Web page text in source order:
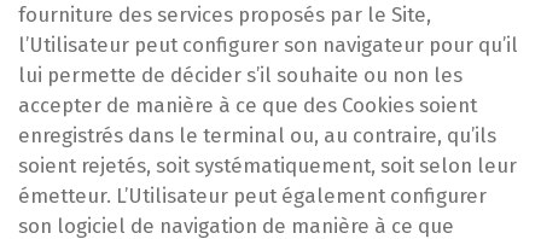
fourniture des services proposés par le Site,
l’Utilisateur peut configurer son navigateur pour qu’il
lui permette de décider s’il souhaite ou non les
accepter de manière à ce que des Cookies soient
enregistrés dans le terminal ou, au contraire, qu’ils
soient rejetés, soit systématiquement, soit selon leur
émetteur. L’Utilisateur peut également configurer
son logiciel de navigation de manière à ce que